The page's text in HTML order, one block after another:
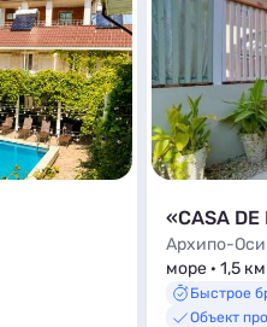
«CASA DE
Архипо-
море · 1,5 км
Быстрое
Объект